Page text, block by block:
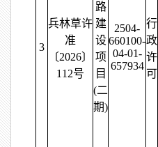
3
兵林草许
准
〔2026〕
112号
路
建
设
项
目
(二
期)
2504-
660100-
04-01-
657934
行
政
许
可